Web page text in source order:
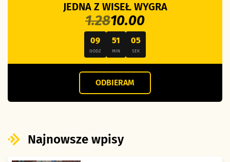
JEDNA Z WISEŁ WYGRA
1.2810.00
09
GODZ
51
MIN
05
SEK
ODBIERAM
Najnowsze wpisy